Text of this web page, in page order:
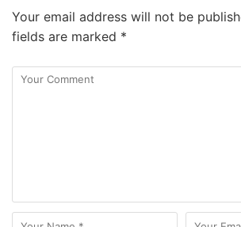
Your email address will not be
fields are marked *